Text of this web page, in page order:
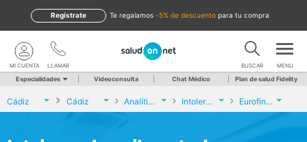
te regalamos -5% de descuento para tu compra
Regístrate
LLAMAR
MI CUENTA BUSCAR MENU
Especialidades Videoconsulta Chat Médico Plan de salud Fidelity
Cádiz Cádiz Analíticas y Genética Intolerancias alimentarias Eurofins Análisis Clínicos Cádiz